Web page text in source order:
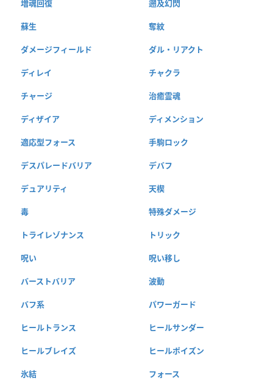
増魂回復 遡及幻閃
蘇生 奪紋
ダメージフィールド ダル・リアクト
ディレイ チャクラ
チャージ 治癒霊魂
ディザイア ディメンション
適応型フォース 手駒ロック
デスパレードバリア デバフ
デュアリティ 天楔
毒 特殊ダメージ
トライレゾナンス トリック
呪い 呪い移し
バーストバリア 波動
バフ系 パワーガード
ヒールトランス ヒールサンダー
ヒールブレイズ ヒールポイズン
氷結 フォース